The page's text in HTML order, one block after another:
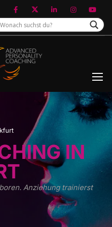
IN
Anziehung trainierst